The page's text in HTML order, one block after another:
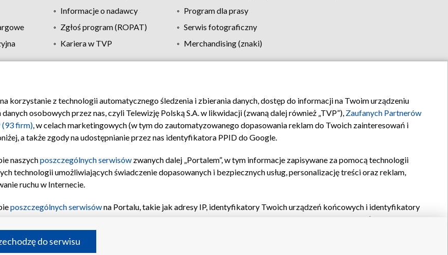
Informacje o nadawcy
Program dla prasy
Zgłoś program (ROPAT)
Serwis fotograficzny
Kariera w TVP
Merchandising (znaki)
prywatności Moje zgody Pomoc Biuro reklamy Kontakt
korzystanie z technologii automatycznego śledzenia i zbierania danych, dostęp do informacji na Twoim urządzeniu
osobowych przez nas, czyli Telewizję Polską S.A. w likwidacji (zwaną dalej również „TVP”), Zaufanych Partnerów
(93 firm), w celach marketingowych (w tym do zautomatyzowanego dopasowania reklam do Twoich zainteresowań i
a także zgody na udostępnianie przez nas identyfikatora PPID do Google.
naszychposzczególnych serwisów zwanych dalej „Portalem”, w tym informacje zapisywane za pomocą technologii
technologii umożliwiających świadczenie dopasowanych i bezpiecznych usług, personalizację treści oraz reklam,
ruchu w Internecie.
poszczególnych serwisówna Portalu, takie jak adresy IP, identyfikatory Twoich urządzeń końcowych i identyfikatory
oraz pozostałych
informacji na urządzeniu lub dostęp do nich, wyboru podstawowych reklam, wyboru spersonalizowanych
spersonalizowanych treści, wyboru spersonalizowanych treści, pomiaru wydajności reklam, pomiaru wydajności
do serwisu